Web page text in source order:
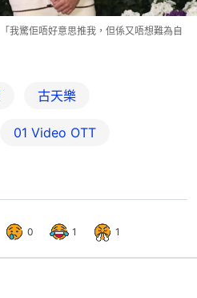
我驚佢唔好意思推我，但係又唔想難為自
古天樂
01‌ ‌Video‌ ‌OTT
0 1 1